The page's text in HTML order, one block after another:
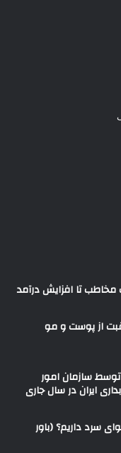
از پوست و مو
سازمان امور
ایران در سال جاری
سرد داریم؟ (باور